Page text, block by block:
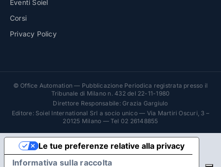
Eventi Soiel
Corsi
Privacy Policy
© Office Automation — Pubblicazione Periodica registrata presso il
Tribunale di Milano n. 432 del 22-11-1980
Direttore Responsabile: Grazia Gargiulo
Editore: Soiel International Srl a socio unico — Via Martiri Oscuri, 3 –
20125 Milano — Tel 02 26148855
Informativa sulla raccolta
Le tue preferenze relative alla privacy